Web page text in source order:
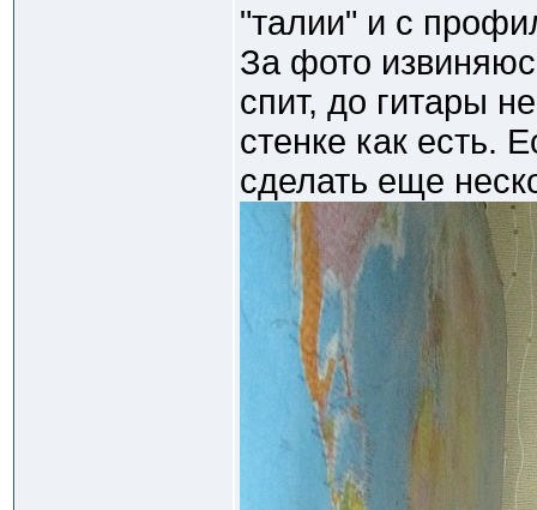
"талии" и с
За фото
спит, до гитары
стенке как есть.
сделать еще